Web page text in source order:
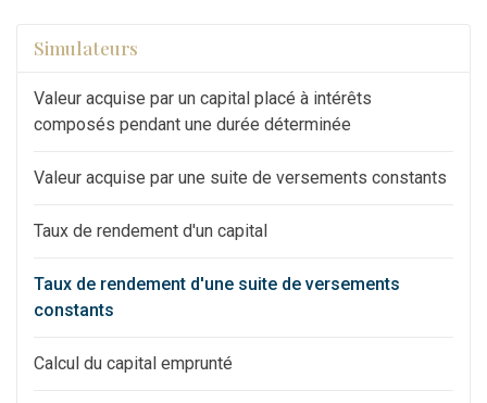
Simulateurs
Valeur acquise par un capital placé à intérêts
composés pendant une durée déterminée
Valeur acquise par une suite de versements constants
Taux de rendement d'un capital
Taux de rendement d'une suite de versements
constants
Calcul du capital emprunté